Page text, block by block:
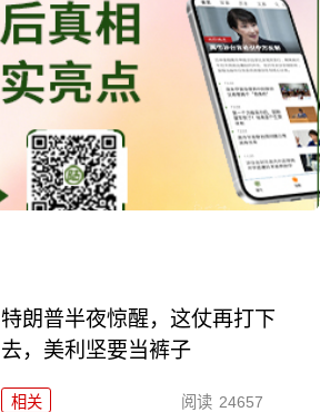
特朗普半夜惊醒，这仗再打下
去，美利坚要当裤子
相关 阅读 24657